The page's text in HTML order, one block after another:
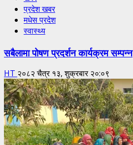
प्रदेश खबर
मधेस प्रदेश
स्वास्थ्य
सबैलामा पोषण प्रदर्शन कार्यक्रम सम्पन्न
HT २०८२ चैत्र १३, शुक्रबार २०:०९